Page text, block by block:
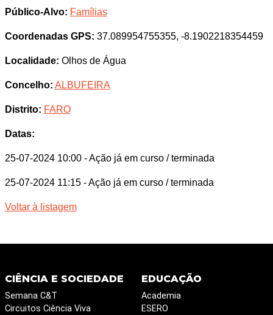
Público-Alvo: Famílias
Coordenadas GPS: 37.089954755355, -8.1902218354459
Localidade: Olhos de Água
Concelho: ALBUFEIRA
Distrito: FARO
Datas:
25-07-2024 10:00 - Ação já em curso / terminada
25-07-2024 11:15 - Ação já em curso / terminada
Voltar à listagem
CIÊNCIA E SOCIEDADE
Semana C&T
Circuitos Ciência Viva
EDUCAÇÃO
Academia
ESERO